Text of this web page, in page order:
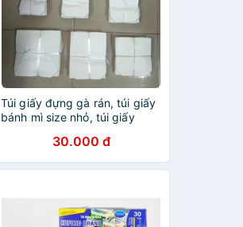
Túi giấy đựng gà rán, túi giấy
bánh mì size nhỏ, túi giấy
30.000 đ